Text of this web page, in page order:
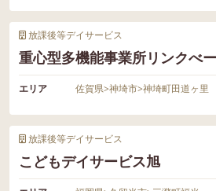
放課後等デイサービス
重心型多機能事業所リンクべ
エリア 佐賀県>神埼市>神埼町田道ヶ里
放課後等デイサービス
こどもデイサービス旭